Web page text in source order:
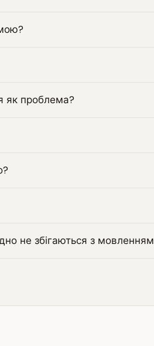
як проблема?
не збігаються з мовленням